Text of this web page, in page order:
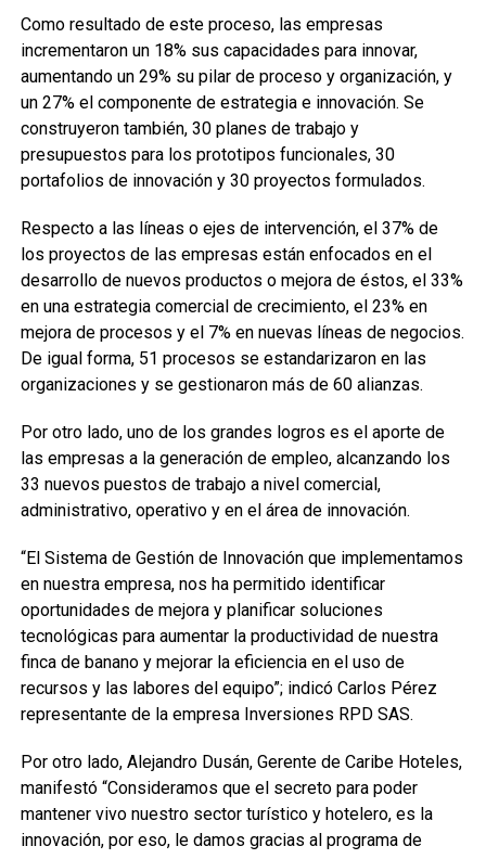
Como resultado de este proceso, las empresas
incrementaron un 18% sus capacidades para innovar,
aumentando un 29% su pilar de proceso y organización, y
un 27% el componente de estrategia e innovación. Se
construyeron también, 30 planes de trabajo y
presupuestos para los prototipos funcionales, 30
portafolios de innovación y 30 proyectos formulados.
Respecto a las líneas o ejes de intervención, el 37% de
los proyectos de las empresas están enfocados en el
desarrollo de nuevos productos o mejora de éstos, el 33%
en una estrategia comercial de crecimiento, el 23% en
mejora de procesos y el 7% en nuevas líneas de negocios.
De igual forma, 51 procesos se estandarizaron en las
organizaciones y se gestionaron más de 60 alianzas.
Por otro lado, uno de los grandes logros es el aporte de
las empresas a la generación de empleo, alcanzando los
33 nuevos puestos de trabajo a nivel comercial,
administrativo, operativo y en el área de innovación.
“El Sistema de Gestión de Innovación que implementamos
en nuestra empresa, nos ha permitido identificar
oportunidades de mejora y planificar soluciones
tecnológicas para aumentar la productividad de nuestra
finca de banano y mejorar la eficiencia en el uso de
recursos y las labores del equipo”; indicó Carlos Pérez
representante de la empresa Inversiones RPD SAS.
Por otro lado, Alejandro Dusán, Gerente de Caribe Hoteles,
manifestó “Consideramos que el secreto para poder
mantener vivo nuestro sector turístico y hotelero, es la
innovación, por eso, le damos gracias al programa de